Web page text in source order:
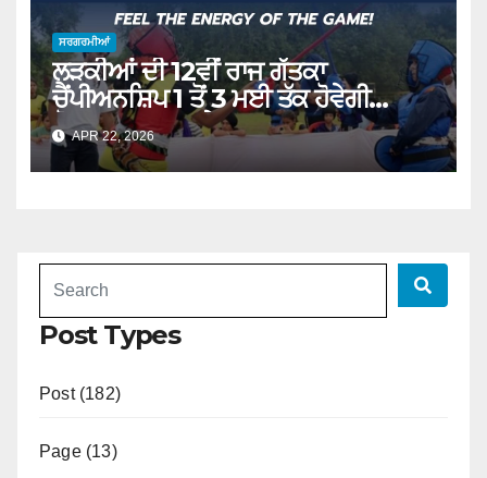
ਸਰਗਰਮੀਆਂ
ਲੜਕੀਆਂ ਦੀ 12ਵੀਂ ਰਾਜ ਗੱਤਕਾ
ਚੈਂਪੀਅਨਸ਼ਿਪ 1 ਤੋਂ 3 ਮਈ ਤੱਕ ਹੋਵੇਗੀ
ਕੋਟਕਪੂਰਾ ‘ਚ : ਗਰੇਵਾਲ
APR 22, 2026
Post Types
Post (182)
Page (13)